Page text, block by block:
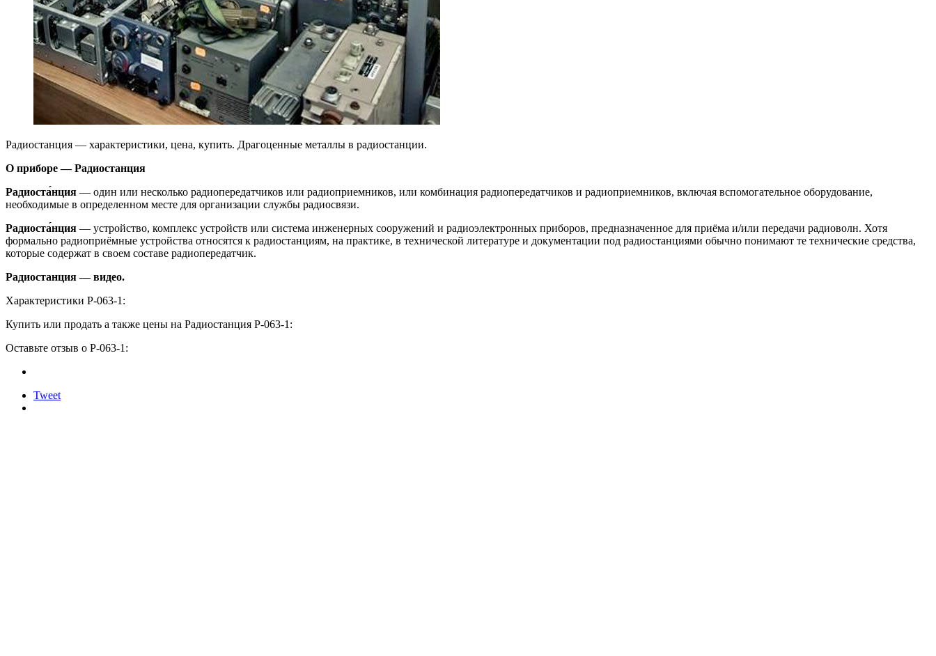
Радиостанция — характеристики, цена, купить. Драгоценные металлы в радиостанции.
О приборе — Радиостанция
Радиоста́нция — один или несколько радиопередатчиков или радиоприемников, или комбинация радиопередатчиков и радиоприемников, включая вспомогательное оборудование,
необходимые в определенном месте для организации службы радиосвязи.
Радиоста́нция — устройство, комплекс устройств или система инженерных сооружений и радиоэлектронных приборов, предназначенное для приёма и/или передачи радиоволн. Хотя
формально радиоприёмные устройства относятся к радиостанциям, на практике, в технической литературе и документации под радиостанциями обычно понимают те технические средства,
которые содержат в своем составе радиопередатчик.
Радиостанция — видео.
Характеристики Р-063-1:
Купить или продать а также цены на Радиостанция Р-063-1:
Оставьте отзыв о Р-063-1:
Tweet